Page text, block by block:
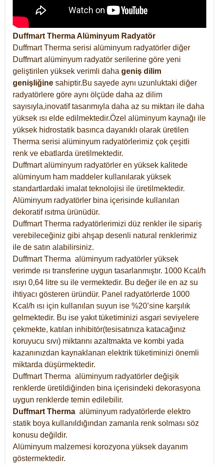
Duffmart Therma Alüminyum Radyatör
Duffmart Therma serisi alüminyum radyatörler diğer
Duffmart alüminyum radyatör serilerine göre yeni
geliştirilen yüksek verimli daha geniş dilim
genişliğine sahiptir.Bu sayede aynı uzunluktaki diğer
radyatörlere göre aynı ölçüde daha az dilim
sayısıyla,inovatif tasarımıyla daha az su miktarı ile daha
yüksek ısı elde edilmektedir.Özel alüminyum kaynağı ile
yüksek hidrostatik basınca dayanıklı olarak üretilen
Therma serisi alüminyum radyatörlerimiz çok çeşitli
renk ve ebatlarda üretilmektedir.
Duffmart alüminyum radyatörler en yüksek kalitede
alüminyum ham maddeler kullanılarak yüksek
standartlardaki imalat teknolojisi ile üretilmektedir.
Alüminyum radyatörler bina içerisinde kullanılan
dekoratif ısıtma ürünüdür.
Duffmart Therma radyatörlerimizi düz renkler ile sipariş
verebileceğiniz gibi ahşap desenli natural renklerimiz
ile de satın alabilirsiniz.
Duffmart Therma alüminyum radyatörler yüksek
verimde ısı transferine uygun tasarlanmıştır. 1000 Kcal/h
ısıyı 0,64 litre su ile vermektedir. Bu değer ile en az su
ihtiyacı gösteren üründür. Panel radyatörlerde 1000
Kcal/h ısı için kullanılan suyun ise %20’sine karşılık
gelmektedir. Bu ise yakıt tüketiminizi asgari seviyelere
çekmekte, katılan inhibitör(tesisatınıza katacağınız
koruyucu sıvı) miktarını azaltmakta ve kombi yada
kazanınızdan kaynaklanan elektrik tüketiminizi önemli
miktarda düşürmektedir.
Duffmart Therma alüminyum radyatörler değişik
renklerde üretildiğinden bina içerisindeki dekorasyona
uygun renklerde temin edilebilir.
Duffmart Therma alüminyum radyatörlerde elektro
statik boya kullanıldığından zamanla renk solması söz
konusu değildir.
Alüminyum malzemesi korozyona yüksek dayanım
göstermektedir.